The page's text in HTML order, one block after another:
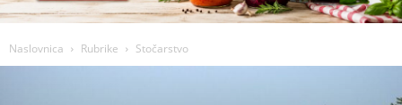
Naslovnica Rubrike Stočarstvo